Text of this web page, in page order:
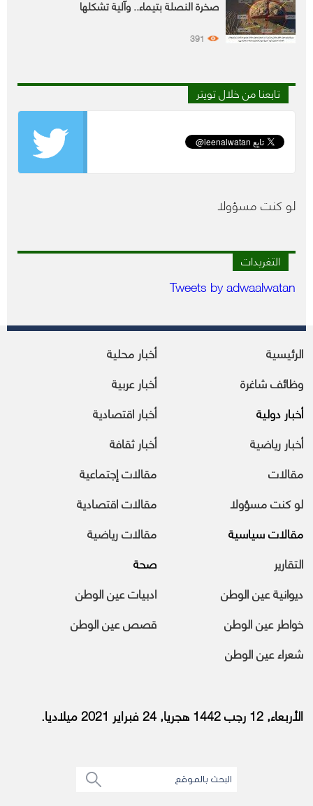
صخرة النصلة بتيماء.. وآلية تشكلها
391
تابعنا من خلال تويتر
لو كنت مسؤولا
التغريدات
Tweets by adwaalwatan
الرئيسية
أخبار محلية
وظائف شاغرة
أخبار عربية
أخبار دولية
أخبار اقتصادية
أخبار رياضية
أخبار ثقافة
مقالات
مقالات إجتماعية
لو كنت مسؤولا
مقالات اقتصادية
مقالات سياسية
مقالات رياضية
التقارير
صحة
ديوانية عين الوطن
ادبيات عين الوطن
خواطر عين الوطن
قصص عين الوطن
شعراء عين الوطن
الأربعاء, 12 رجب 1442 هجريا, 24 فبراير 2021 ميلاديا.